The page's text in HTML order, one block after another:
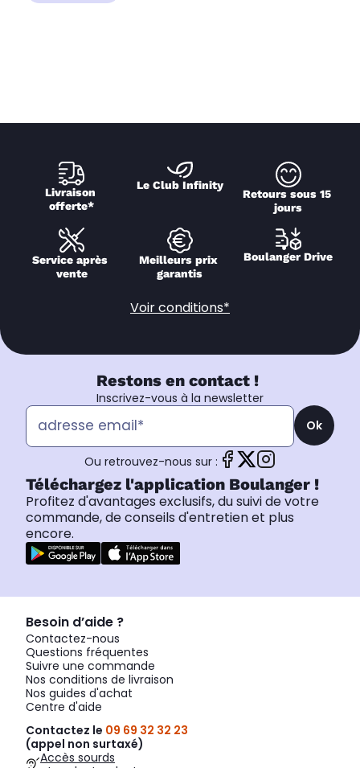
Livraison
offerte*
Le Club Infinity
Retours sous 15
jours
Service après
vente
Meilleurs prix
garantis
Boulanger Drive
Voir conditions*
Restons en contact !
Inscrivez-vous à la newsletter
Ok
Ou retrouvez-nous sur :
Téléchargez l'application Boulanger !
Profitez d'avantages exclusifs, du suivi de votre
commande, de conseils d'entretien et plus
encore.
Besoin d’aide ?
Contactez-nous
Questions fréquentes
Suivre une commande
Nos conditions de livraison
Nos guides d'achat
Centre d'aide
Contactez le 09 69 32 32 23
(appel non surtaxé)
Accès sourds